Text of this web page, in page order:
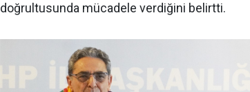
doğrultusunda mücadele verdiğini belirtti.